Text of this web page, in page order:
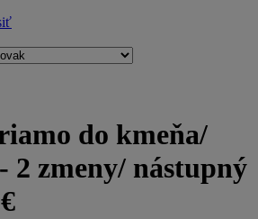
do kmeňa/
2 zmeny/ nástupný